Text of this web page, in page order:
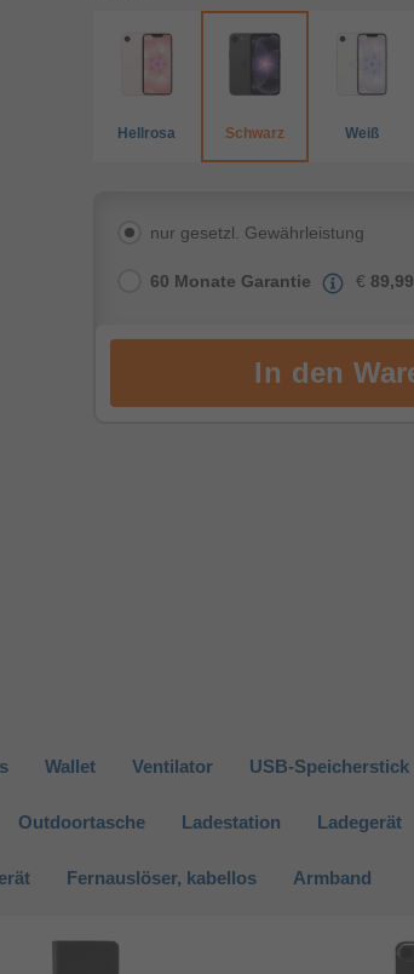
Hellrosa Schwarz Weiß
nur gesetzl. Gewährleistung
60 Monate Garantie € 89,99
Wallet Ventilator USB-Speicherstick
Outdoortasche Ladestation Ladegerät
Fernauslöser, kabellos Armband